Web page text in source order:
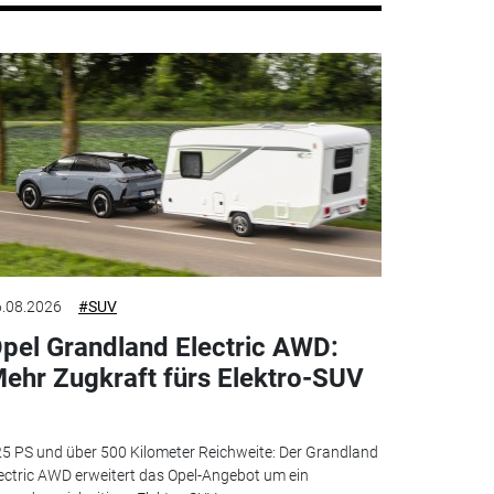
#SUV
Grandland Electric AWD:
Zugkraft fürs Elektro-SUV
PS und über 500 Kilometer Reichweite: Der Grandland
AWD erweitert das Opel-Angebot um ein